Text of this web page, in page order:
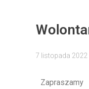
7 listopada 2022